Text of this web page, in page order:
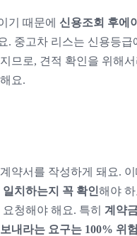
기 때문에 신용조회 후에
. 중고차 리스는 신용등급
므로, 견적 확인을 위해
요.
약서를 작성하게 돼요. 이
치하는지 꼭 확인해야
청해야 해요. 특히 계약
내라는 요구는 100% 위